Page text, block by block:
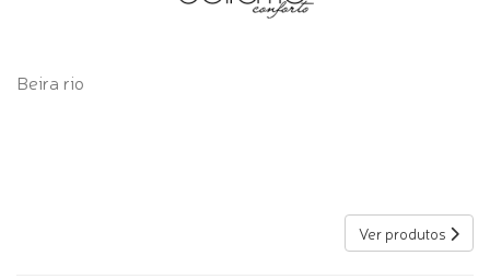
Beira rio
Ver produtos